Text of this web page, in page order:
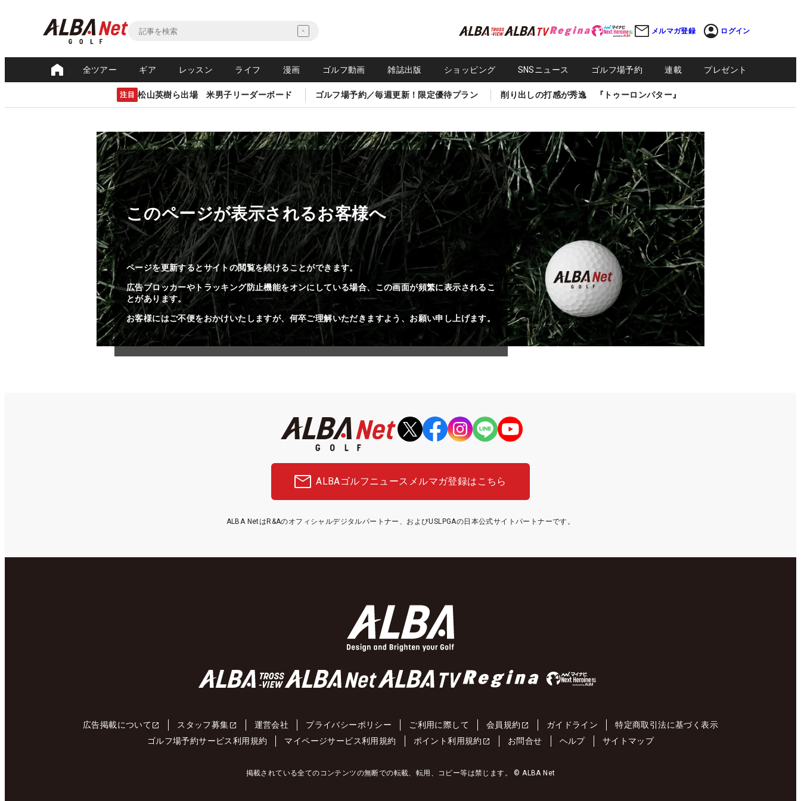
メルマガ登録 ログイン
全ツアー ギア レッスン ライフ 漫画 ゴルフ動画 雑誌出版 ショッピング SNSニュース ゴルフ場予約 連載 プレゼント
注目 松山英樹ら出場 米男子リーダーボード ゴルフ場予約／毎週更新！限定優待プラン 削り出しの打感が秀逸 『トゥーロンパター』
このページが表示されるお客様へ
ページを更新するとサイトの閲覧を続けることができます。
広告ブロッカーやトラッキング防止機能をオンにしている場合、この画面が頻繁に表示されるこ
とがあります。
お客様にはご不便をおかけいたしますが、何卒ご理解いただきますよう、お願い申し上げます。
ALBAゴルフニュース メルマガ登録はこちら
ALBA NetはR&Aのオフィシャルデジタルパートナー、およびUSLPGAの日本公式サイトパートナーです。
広告掲載について スタッフ募集 運営会社 プライバシーポリシー ご利用に際して 会員規約 ガイドライン
特定商取引法に基づく表示
ゴルフ場予約サービス利用規約
マイページサービス利用規約 ポイント利用規約 お問合せ ヘルプ サイトマップ
掲載されている全てのコンテンツの無断での転載、転用、コピー等は禁じます。 © ALBA Net